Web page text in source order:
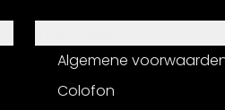
Algemene
Colofon